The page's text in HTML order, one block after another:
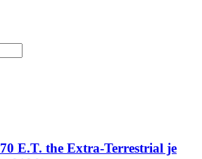
E.T. the Extra-Terrestrial je